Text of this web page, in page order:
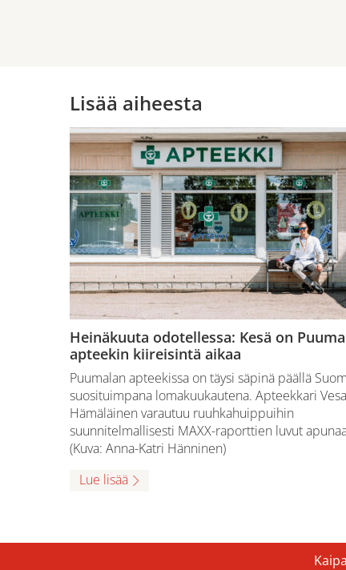
Lisää aiheesta
Heinäkuuta odotellessa: Kesä on
apteekin kiireisintä aikaa
Puumalan apteekissa on täysi säpinä päällä
suosituimpana lomakuukautena. Apteekkari Vesa
Hämäläinen varautuu ruuhkahuippuihin
suunnitelmallisesti MAXX-raporttien luvut
(Kuva: Anna-Katri Hänninen)
Lue lisää